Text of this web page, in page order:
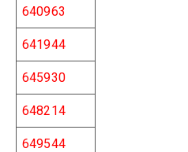
640963
641944
645930
648214
649544